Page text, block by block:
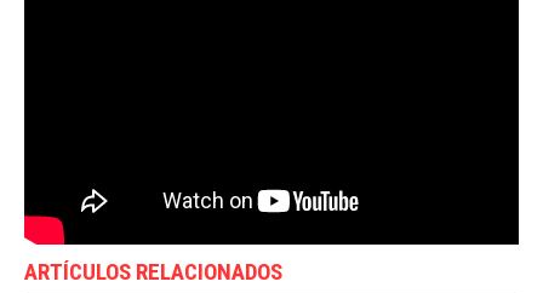
ARTÍCULOS RELACIONADOS